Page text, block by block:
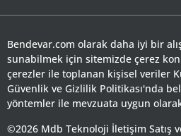
Bendevar.com olarak daha iyi bir
sunabilmek için sitemizde çerez
çerezler ile toplanan kişisel veriler
Güvenlik ve Gizlilik Politikası'nda
yöntemler ile mevzuata uygun
©2026 Mdb Teknoloji İletişim Satış